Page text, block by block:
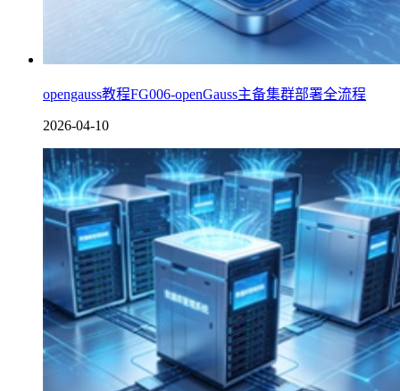
opengauss教程FG006-openGauss主备集群部署全流程
2026-04-10